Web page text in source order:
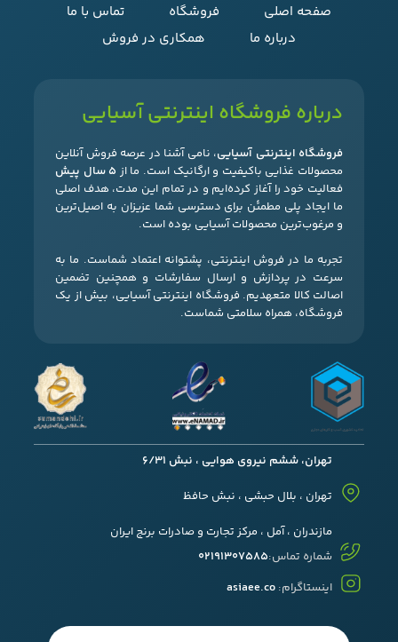
صفحه اصلی فروشگاه
تماس با ما
درباره ما
همکاری در فروش
درباره فروشگاه اینترنتی آسیایی
فروشگاه اینترنتی آسیایی، نامی آشنا در عرصه فروش آنلاین
محصولات غذایی باکیفیت و ارگانیک است. ما از ۵ سال پیش
فعالیت خود را آغاز کرده‌ایم و در تمام این مدت، هدف اصلی
ما ایجاد پلی مطمئن برای دسترسی شما عزیزان به اصیل‌ترین
و مرغوب‌ترین محصولات آسیایی بوده است.
تجربه ما در فروش اینترنتی، پشتوانه اعتماد شماست. ما به
سرعت در پردازش و ارسال سفارشات و همچنین تضمین
اصالت کالا متعهدیم. فروشگاه اینترنتی آسیایی، بیش از یک
فروشگاه، همراه سلامتی شماست.
تهران، ششم نیروی هوایی ، نبش 6/31
تهران ، بلال حبشی ، نبش حافظ
مازندران ، آمل ، مرکز تجارت و صادرات برنج ایران
شماره تماس:02191307585
اینستاگرام: